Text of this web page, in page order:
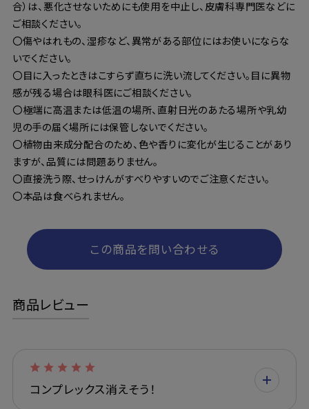
合）は、悪化させないためにも使用を中止し、皮膚科専門医などに
ご相談ください。
〇傷やはれもの、湿疹など、異常がある部位にはお使いにならな
いでください。
〇目に入ったときはこすらず直ちに洗い流してください。目に異物
感が残る場合は眼科医にご相談ください。
〇極端に高温または低温の場所、直射日光のあたる場所や乳幼
児の手の届く場所には保管しないでください。
〇植物由来成分配合のため、色や香りに変化が生じることがあり
ますが、品質には問題ありません。
〇直接洗う際、せっけんがすべりやすいのでご注意ください。
〇本品は食べられません。
この商品を問い合わせる
商品レビュー
コンプレックス消えそう！